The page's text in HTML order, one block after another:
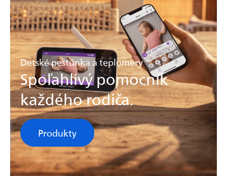
Detské pestúnka a teplomery
Spoľahlivý pomocník
každého rodiča.
Produkty